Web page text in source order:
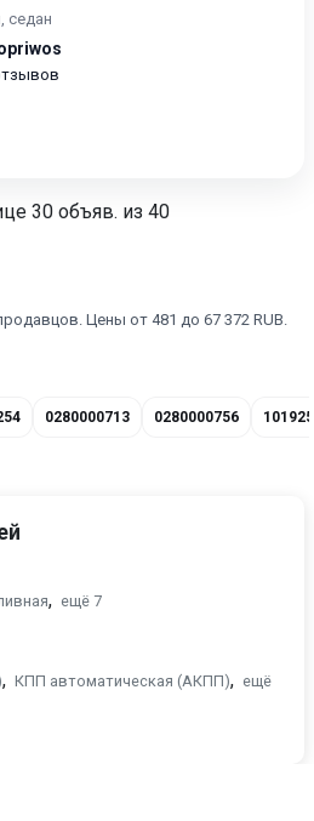
седан
30 объяв. из 40
Цены от 481 до 67 372 RUB.
0280000713 0280000756
, ещё 7
, КПП автоматическая (АКПП), ещё